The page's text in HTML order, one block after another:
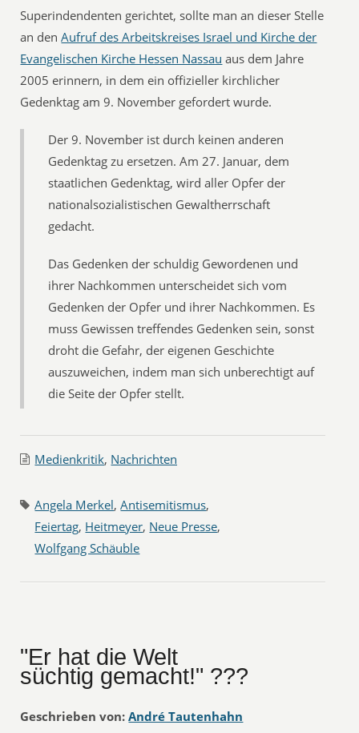
Superindendenten gerichtet, sollte man an dieser Stelle
an denAufruf des Arbeitskreises Israel und Kirche der
Evangelischen Kirche Hessen Nassau aus dem Jahre
2005 erinnern, in dem ein offizieller kirchlicher
Gedenktag am 9. November gefordert wurde.
Der 9. November ist durch keinen anderen
Gedenktag zu ersetzen. Am 27. Januar, dem
staatlichen Gedenktag, wird aller Opfer der
nationalsozialistischen Gewaltherrschaft
gedacht.
Das Gedenken der schuldig Gewordenen und
ihrer Nachkommen unterscheidet sich vom
Gedenken der Opfer und ihrer Nachkommen. Es
muss Gewissen treffendes Gedenken sein, sonst
droht die Gefahr, der eigenen Geschichte
auszuweichen, indem man sich unberechtigt auf
die Seite der Opfer stellt.
Medienkritik, Nachrichten
Angela Merkel,Antisemitismus,
Feiertag, Heitmeyer, Neue Presse,
Wolfgang Schäuble
"Er hat die Welt
süchtig gemacht!" ???
Geschrieben von: André Tautenhahn